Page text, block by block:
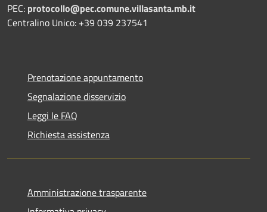
PEC: protocollo@pec.comune.villasanta.mb.it
Centralino Unico: +39 039 237541
Prenotazione appuntamento
Segnalazione disservizio
Leggi le FAQ
Richiesta assistenza
Amministrazione trasparente